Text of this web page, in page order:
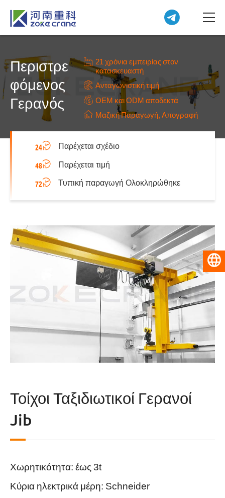
Περιστρε
φόμενος
Γερανός
21 χρόνια εμπειρίας στον
κατασκευαστή
Ανταγωνιστική τιμή
OEM και ODM αποδεκτά
Μαζική Παραγωγή, Απογραφή
Παρέχεται σχέδιο
Παρέχεται τιμή
Τυπική παραγωγή Ολοκληρώθηκε
Τοίχοι Ταξιδιωτικοί Γερανοί
Jib
Χωρητικότητα: έως 3t
Κύρια ηλεκτρικά μέρη: Schneider
Ελληνικά